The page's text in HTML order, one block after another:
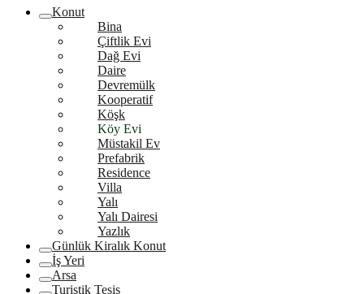
Konut
Bina
Çiftlik Evi
Dağ Evi
Daire
Devremülk
Kooperatif
Köşk
Köy Evi
Müstakil Ev
Prefabrik
Residence
Villa
Yalı
Yalı Dairesi
Yazlık
Günlük Kiralık Konut
İş Yeri
Arsa
Turistik Tesis